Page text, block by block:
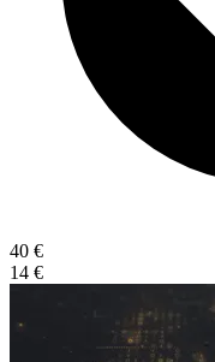
40 €
14 €